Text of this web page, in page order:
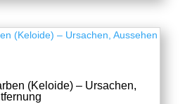
(Keloide) – Ursachen,